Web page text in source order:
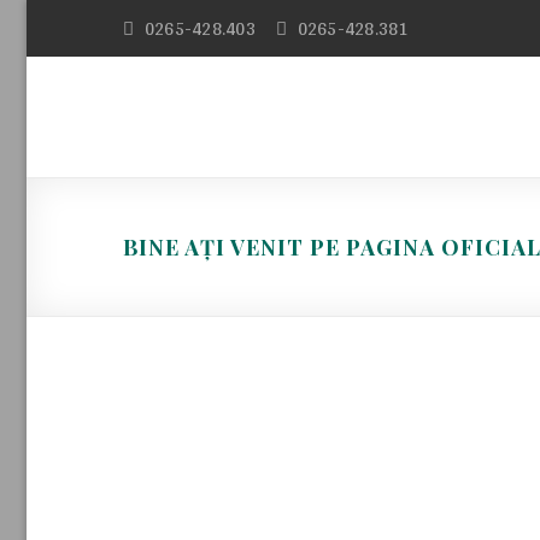
0265-428.403 0265-428.381
BINE AȚI VENIT PE PAGINA